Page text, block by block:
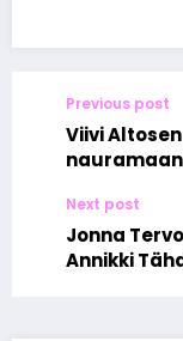
Previous post
Viivi
Next post
Jonna
Annikki